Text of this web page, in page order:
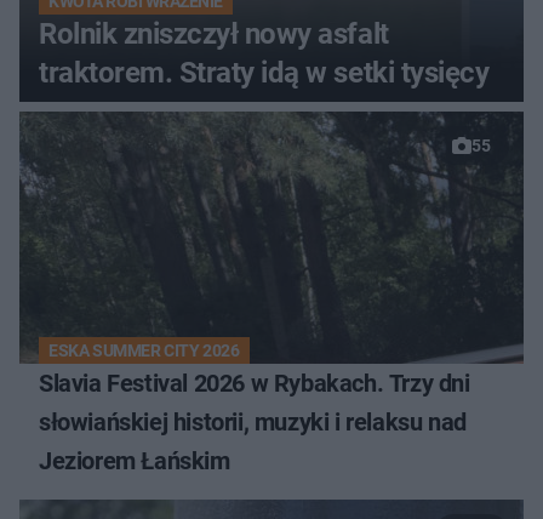
Rolnik zniszczył nowy asfalt
traktorem. Straty idą w setki tysięcy
55
ESKA SUMMER CITY 2026
Slavia Festival 2026 w Rybakach. Trzy dni
słowiańskiej historii, muzyki i relaksu nad
Jeziorem Łańskim